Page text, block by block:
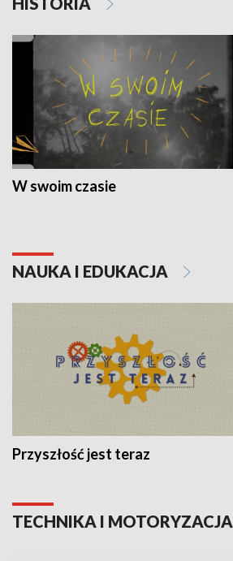
W swoim czasie
NAUKA I EDUKACJA
Przyszłość jest teraz
TECHNIKA I MOTORYZACJA